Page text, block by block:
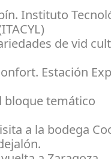
Instituto
de vid
Estación
bloque temático
a la bodega